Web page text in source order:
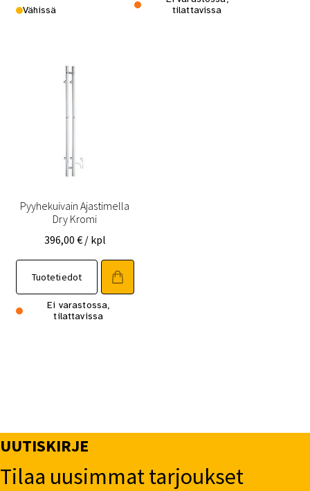
Vähissä
tilattavissa
Pyyhekuivain Ajastimella
Dry Kromi
396,00 € / kpl
Tuotetiedot
Ei varastossa,
tilattavissa
UUTISKIRJE
Tilaa uusimmat tarjoukset